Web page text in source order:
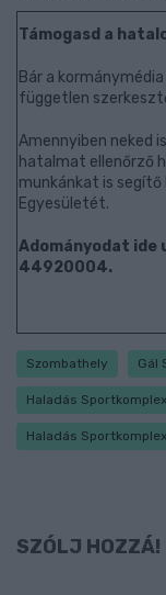
Támogasd a
Bár a
független
Amennyiben neked
hatalmat ellenőrző
munkánkat is segítő
Egyesületét.
Adományodat ide
44920004.
Szombathely Gál
Haladás
Haladás
SZÓLJ HOZZÁ!